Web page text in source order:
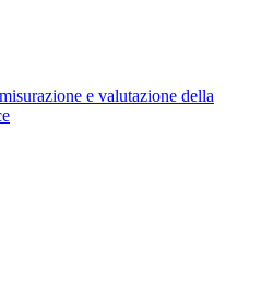
e valutazione della